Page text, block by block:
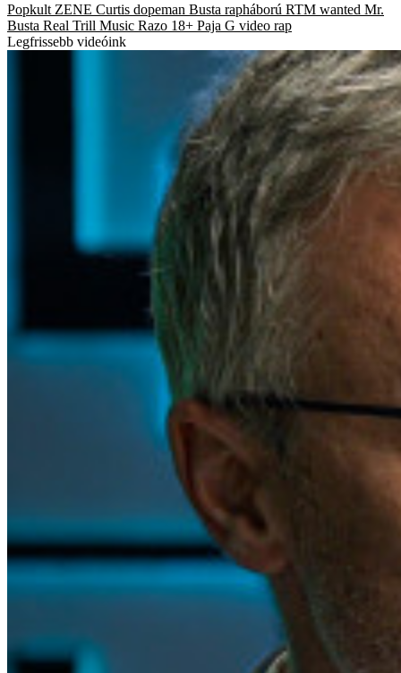
Popkult ZENE Curtis dopeman Busta rapháború RTM wanted Mr.
Busta Real Trill Music Razo 18+ Paja G video rap
Legfrissebb videóink